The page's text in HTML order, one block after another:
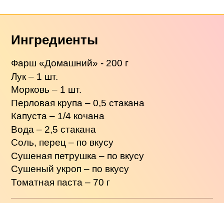
Ингредиенты
Фарш «Домашний» - 200 г
Лук – 1 шт.
Морковь – 1 шт.
Перловая крупа – 0,5 стакана
Капуста – 1/4 кочана
Вода – 2,5 стакана
Соль, перец – по вкусу
Сушеная петрушка – по вкусу
Сушеный укроп – по вкусу
Томатная паста – 70 г